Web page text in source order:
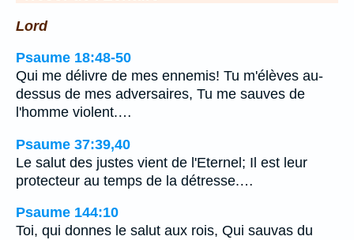
Lord
Psaume 18:48-50
Qui me délivre de mes ennemis! Tu m'élèves au-
dessus de mes adversaires, Tu me sauves de
l'homme violent.…
Psaume 37:39,40
Le salut des justes vient de l'Eternel; Il est leur
protecteur au temps de la détresse.…
Psaume 144:10
Toi, qui donnes le salut aux rois, Qui sauvas du